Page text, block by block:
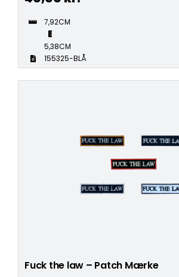
7,92CM
5,38CM
155325-BLÅ
Fuck the law – Patch Mærke